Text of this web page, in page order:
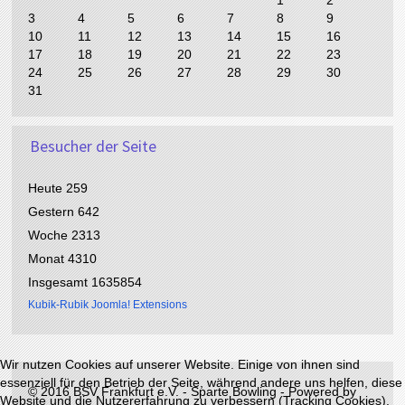
g
e
s
J
a
h
r
g
e
r
M
o
n
a
t
3
4 5 6 7 8
9
10
11 12 13 14 15
16
17
18 19 20 21 22
23
24
25 26 27 28 29
30
31
Besucher der Seite
Heute 259
Gestern642
Woche2313
Monat4310
Insgesamt 1635854
Kubik-Rubik Joomla! Extensions
©2016 BSV Frankfurt e.V. - Sparte Bowling - Powered by
Wir nutzen Cookies auf unserer Website. Einige von ihnen sind
essenziell für den Betrieb der Seite, während andere uns helfen, diese
Website und die Nutzererfahrung zu verbessern (Tracking Cookies).